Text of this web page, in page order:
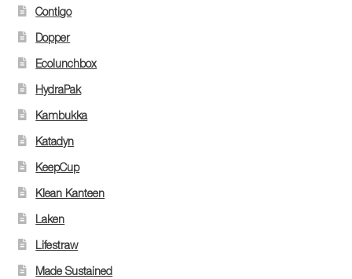
Contigo
Dopper
Ecolunchbox
HydraPak
Kambukka
Katadyn
KeepCup
Klean Kanteen
Laken
Lifestraw
Made Sustained